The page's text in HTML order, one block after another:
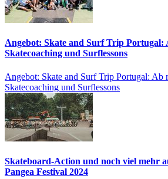
Angebot: Skate and Surf Trip
Skatecoaching und Surflessons
Angebot: Skate and Surf Trip Portugal: Ab
Skatecoaching und Surflessons
Skateboard-Action und noch viel mehr
Pangea Festival 2024